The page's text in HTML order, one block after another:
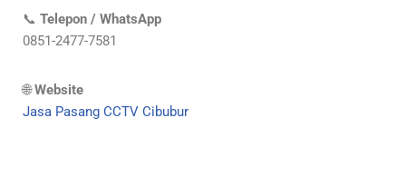
📞 Telepon / WhatsApp
0851-2477-7581
🌐Website
Jasa Pasang CCTV Cibubur